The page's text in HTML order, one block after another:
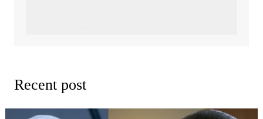
Recent post